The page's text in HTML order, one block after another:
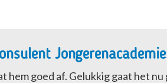
hem goed af. Gelukkig gaat het